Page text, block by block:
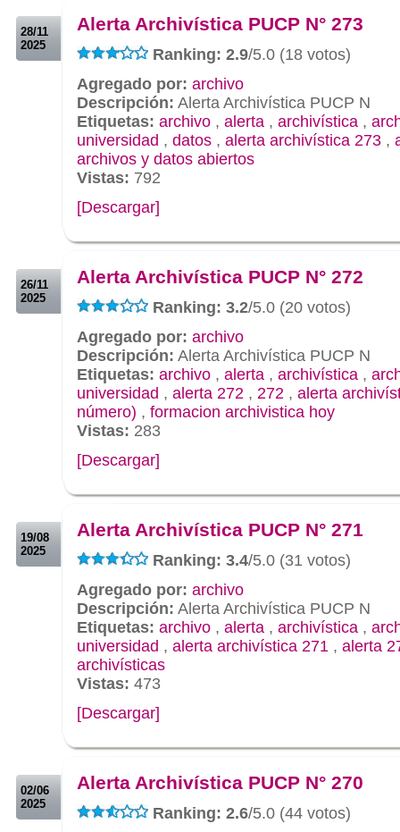
28/11
2025
Alerta Archivística PUCP N° 273
Ranking: 2.9/5.0 (18 votos)
Agregado por: archivo
Descripción: Alerta Archivística PUCP N
Etiquetas: archivo , alerta , archivística ,
universidad , datos , alerta archivística 273 ,
archivos y datos abiertos
Vistas: 792
[Descargar]
26/11
2025
Alerta Archivística PUCP N° 272
Ranking: 3.2/5.0 (20 votos)
Agregado por: archivo
Descripción: Alerta Archivística PUCP N
Etiquetas: archivo , alerta , archivística ,
universidad , alerta 272 , 272 , alerta
número) , formacion archivistica hoy
Vistas: 283
[Descargar]
19/08
2025
Alerta Archivística PUCP N° 271
Ranking: 3.4/5.0 (31 votos)
Agregado por: archivo
Descripción: Alerta Archivística PUCP N
Etiquetas: archivo , alerta , archivística ,
universidad , alerta archivística 271 , alerta
archivísticas
Vistas: 473
[Descargar]
02/06
2025
Alerta Archivística PUCP N° 270
Ranking: 2.6/5.0 (44 votos)